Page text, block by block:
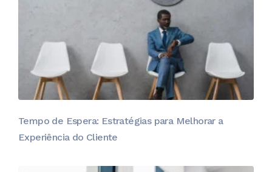
Tempo de Espera: Estratégias para Melhorar a
Experiência do Cliente